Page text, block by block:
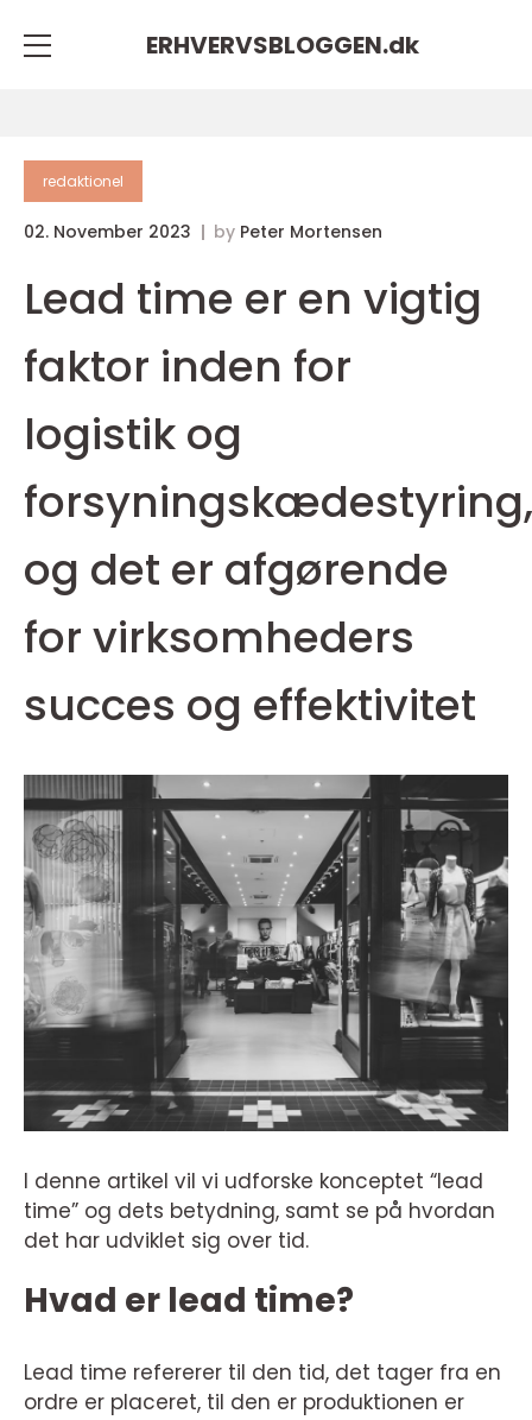
ERHVERVSBLOGGEN.dk
redaktionel
02. November 2023 by Peter Mortensen
Lead time er en vigtig
faktor inden for
logistik og
forsyningskædestyring,
og det er afgørende
for virksomheders
succes og effektivitet
I denne artikel vil vi udforske konceptet “lead
time” og dets betydning, samt se på hvordan
det har udviklet sig over tid.
Hvad er lead time?
Lead time refererer til den tid, det tager fra en
ordre er placeret, til den er produktionen er